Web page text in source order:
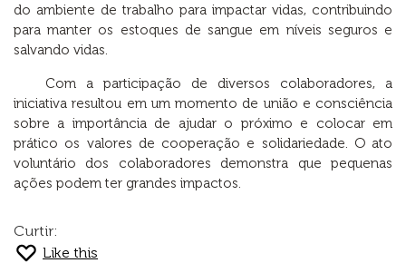
do ambiente de trabalho para impactar vidas, contribuindo
para manter os estoques de sangue em níveis seguros e
salvando vidas.
Com a participação de diversos colaboradores, a
iniciativa resultou em um momento de união e consciência
sobre a importância de ajudar o próximo e colocar em
prático os valores de cooperação e solidariedade. O ato
voluntário dos colaboradores demonstra que pequenas
ações podem ter grandes impactos.
Curtir:
Like this